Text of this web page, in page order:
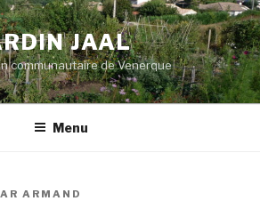
JAAL
communautaire de Venerque
Menu
ARMAND